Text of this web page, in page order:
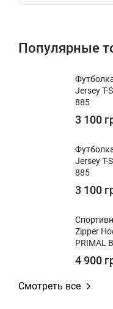
dark grey
charcoal
salmon
losos
orange
mango
mocha
Barbell Therapy
RE-FRESH Drop
Hero collection
INTENSE_2023
HONEY BUNNY
FEEL GOOD,
FIT ACTIVEWEAR
OCEAN SELECTED
Популярные
Jersey T-
885
3 100
Jersey T-
885
3 100
Zipper
PRIMAL
4 900
Смотреть все